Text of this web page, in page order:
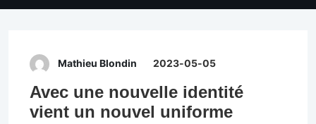
Mathieu Blondin 2023-05-05
Avec une nouvelle identité
vient un nouvel uniforme